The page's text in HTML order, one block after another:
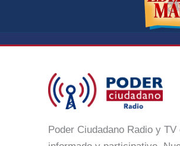
Poder Ciudadano Radio y